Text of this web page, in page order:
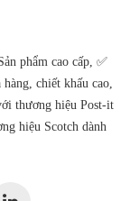
phẩm cao cấp, ✅
chiết khấu cao,
thương hiệu Post-it
hiệu Scotch dành